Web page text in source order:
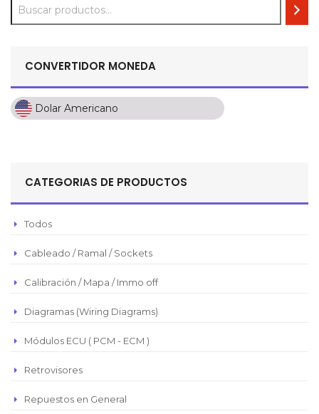
CONVERTIDOR MONEDA
Dolar Americano
Dolar Americano
Pesos Mexicanos
Euro
Real Brasilero
CATEGORIAS DE PRODUCTOS
Todos
Cableado / Ramal / Sockets
Calibración / Mapa / Immo off
Diagramas (Wiring Diagrams)
Módulos ECU ( PCM - ECM )
Retrovisores
Repuestos en General